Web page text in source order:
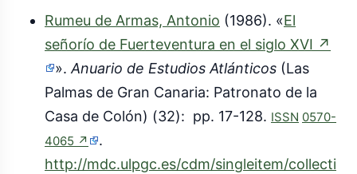
externo)
Rumeu de Armas, Antonio (1986). «El
señorío de Fuerteventura en el siglo XVI ↗
(enlace
externo)
».Anuario de Estudios Atlánticos (Las
Palmas de Gran Canaria: Patronato de la
Casa de Colón) (32): pp. 17-128. ISSN 0570-
4065 ↗ (enlace
externo)
.
http://mdc.ulpgc.es/cdm/singleitem/collecti